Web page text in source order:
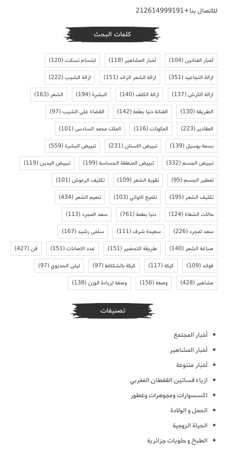
للاتصال بنا+212614999191
كلمات البحث
أخبار الفنانين(104) أخبار المشاهير(118) ابتسام تسكت(120)
ازالة التجاعيد(351) ازالة الشعر الزائد(151) ازالة الشيب(222)
ازالة الكرش(137) ازالة الكلف(140) البشرة(194) الشعر(163)
الطريقة(130) الفنانة دنيا بطمة(142) القضاء على الشيب(97)
المقادير(223) المكونات(116) الملك محمد السادس(101)
بسمة بوسيل(139) تبييض الاسنان(231) تبييض البشرة(559)
تبييض الجسم(332) تبييض المنطقة الحساسة(199) تبييض اليدين(119)
تعطير الجسم(95) تقوية الشعر(109) تكثيف الرموش(101)
تكثيف الشعر(195) تلميع الاواني(103) تنعيم الشعر(434)
حالات الشفاء(124) دنيا بطمة(761) سعد المجرد(113)
سعد لمجرد(226) سعيدة شرف(111) سلمى رشيد(167)
صباغة الشعر(140) طريقة التحضير(151) عدد الاصابات(151) فن(427)
فوائد(109) كيكة(117) كيكة بالشكلاط(97) ليلى الحديوي(97)
مشاهير(428) وصفة(156) وصفة لزيادة الوزن(138)
تصنيفات
أخبار المجتمع
أخبار المشاهير
أخبار متنوعة
ازياء فساتين القفطان المغربي
اكسسوارات ومجوهرات وعطور
الحمل و الولادة
الحياة الزوجية
الطبخ و حلويات جزائرية